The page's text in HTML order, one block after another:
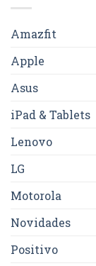
Amazfit
Apple
Asus
iPad & Tablets
Lenovo
LG
Motorola
Novidades
Positivo